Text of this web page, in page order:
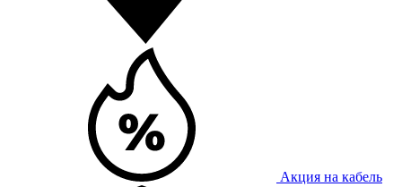
Акция на кабель